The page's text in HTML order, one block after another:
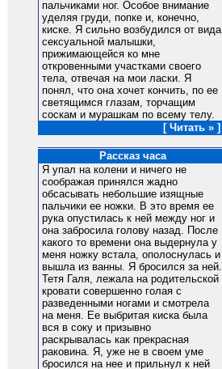
пальчиками ног. Особое внимание
уделяя груди, попке и, конечно,
киске. Я сильно возбудился от вида
сексуальной малышки,
прижимающейся ко мне
откровенными участками своего
тела, отвечая на мои ласки. Я
понял, что она хочет кончить, по ее
светящимся глазам, торчащим
соскам и мурашкам по всему телу.
[ Читать » ]
Рассказ часа
Я упал на колени и ничего не
соображая принялся жадно
обсасывать небольшие изящные
пальчики ее ножки. В это время ее
рука опустилась к ней между ног и
она забросила голову назад. После
какого то времени она выдернула у
меня ножку встала, ополоснулась и
вышла из ванны. Я бросился за ней.
Тетя Галя, лежала на родительской
кровати совершенно голая с
разведенными ногами и смотрела
на меня. Ее выбритая киска была
вся в соку и призывно
раскрывалась как прекрасная
раковина. Я, уже не в своем уме
бросился на нее и прильнул к ней